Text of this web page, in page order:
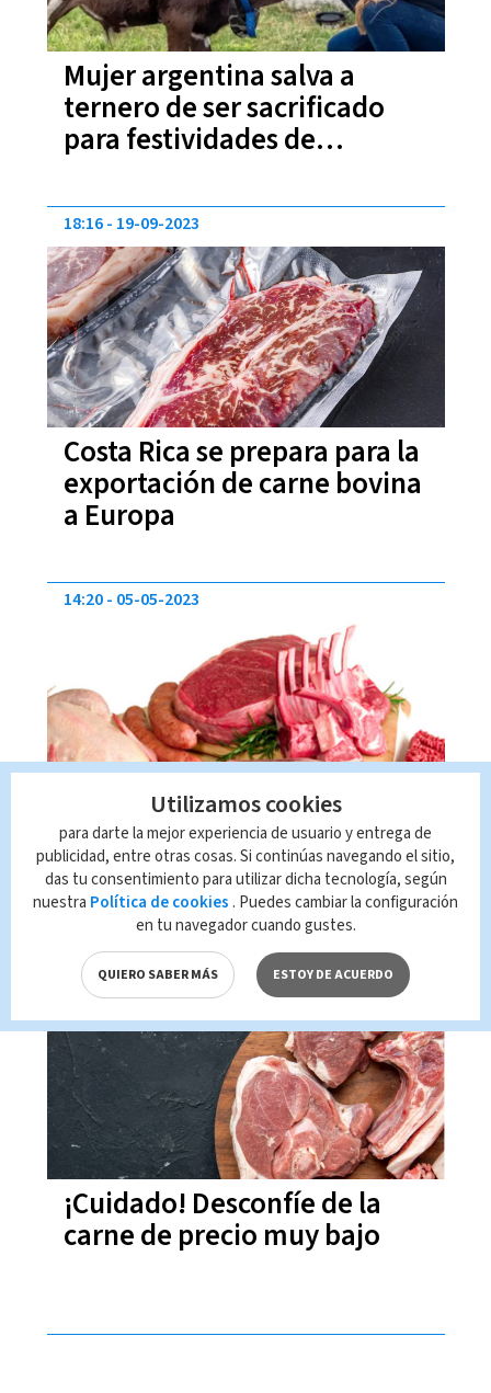
Mujer argentina salva a
ternero de ser sacrificado
para festividades de
Costa Rica se prepara para la
exportación de carne bovina
a Europa
18:16 19-09-2023
Viernes de Feria: carnes
bajaron de precio esta
semana (VIDEO)
14:20 05-05-2023
¡Cuidado! Desconfíe de la
carne de precio muy bajo
16:45 14-04-2023
Utilizamos cookies
para darte la mejor experiencia de usuario y entrega de
publicidad, entre otras cosas. Si continúas navegando el sitio,
das tu consentimiento para utilizar dicha tecnología, según
nuestra Política de cookies . Puedes cambiar la configuración
en tu navegador cuando gustes.
QUIERO SABER MÁS ESTOY DE ACUERDO